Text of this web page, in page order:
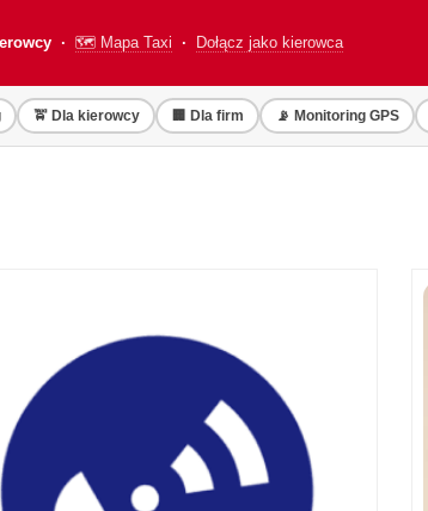
· 🗺️ Mapa Taxi · Dołącz jako kierowca
🚖 Dla kierowcy 🏢 Dla firm 📡 Monitoring GPS